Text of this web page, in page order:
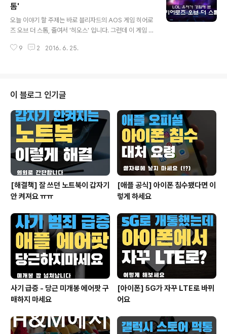
인적으로는 저도 이 현상을 겪고 있는데, AMD APU의 자
체 내장 그래픽 코어가 있고, 별도의 외장형 그래픽 카드가
있어서 AMD의 듀얼 그래픽 방식으로 동작하도록 되어 있
는데, 오버워치를 실행하면 유독 내장 그래픽 카드만 인식
을 합니다. AMD 라데온 설정을 아무리 바꿔도 계속해서
톰'
오늘 이야기 할 주제는 바로 블리자드의 AOS 게임 히어로
즈 오브 더 스톰, 줄여서 '히오스' 입니다. 그런데 이 게임 이
모르겠습니다만, 참고로 저는 LOL 유저였고 히오스는 이
로즈 오브 더 스톰 (Heroes of the Storm)은 디아블로
와 스타크래프트로 유명한 블리자드에서 제작한 온라인 게
임입니다. 플레이 방식은 LOL하고 비슷하지만 나름의 특
장점들을 가지고 있죠. 가장 큰 특징이라면 그 동안 블리자
드 게임에 등장했던 주요 캐릭터들이 등장한다는 점입니
다. 티란데, 멜..
9 2 2016. 6. 25.
이 블로그 인기글
[해결책] 잘 쓰던 노트북이 갑자기
안 켜져요 ㅠㅠ
[애플 공식] 아이폰 침수됐다면 이
렇게 하세요
사기 급증 - 당근 미개봉 에어팟 구
매하지 마세요
[아이폰] 5G가 자꾸 LTE로 바뀌
어요